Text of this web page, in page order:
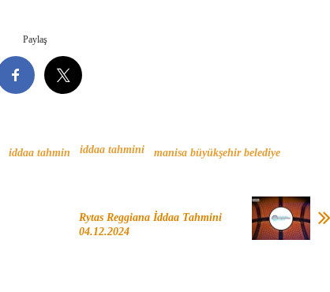
Paylaş
iddaa tahmin iddaa tahmini
manisa büyükşehir belediye
Rytas Reggiana İddaa Tahmini
04.12.2024